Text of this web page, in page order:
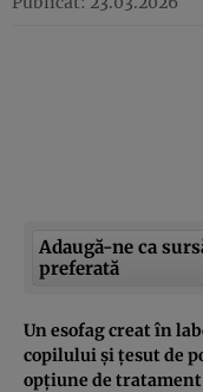
Adaugă-ne ca
preferată
Un esofag creat în
copilului și țesut de
opțiune de